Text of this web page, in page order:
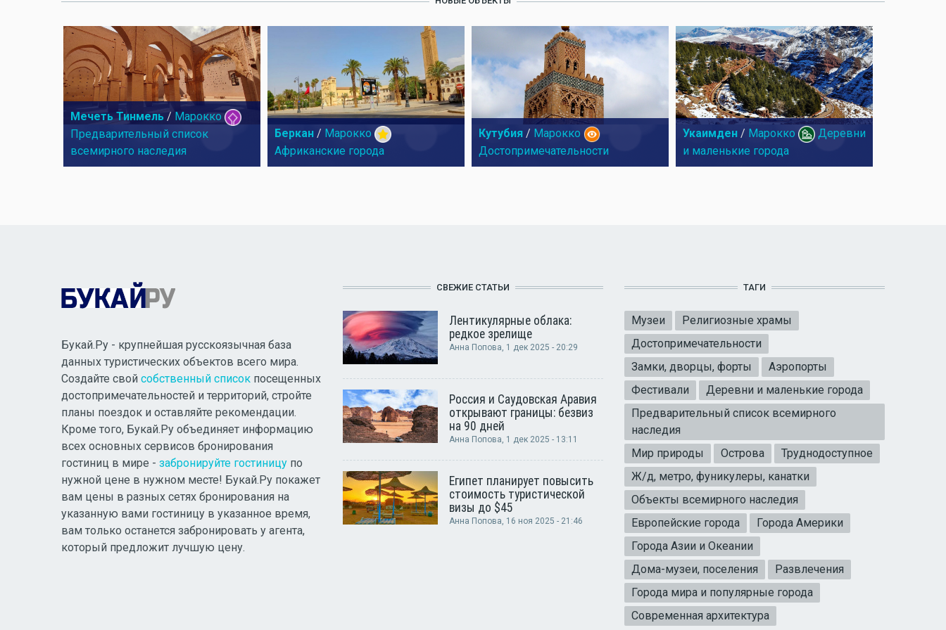
Мечеть Тинмель / Марокко
Предварительный список
всемирного наследия
Беркан / Марокко
Африканские города
Кутубия / Марокко
Достопримечательности
Укаимден / Марокко
Деревни
и маленькие города
Букай.Ру - крупнейшая русскоязычная база
данных туристических объектов всего мира.
Создайте свой собственный список посещенных
достопримечательностей и территорий, стройте
планы поездок и оставляйте рекомендации.
Кроме того, Букай.Ру объединяет информацию
всех основных сервисов бронирования
гостиниц в мире - забронируйте гостиницу по
нужной цене в нужном месте! Букай.Ру покажет
вам цены в разных сетях бронирования на
указанную вами гостиницу в указанное время,
вам только останется забронировать у агента,
который предложит лучшую цену.
СВЕЖИЕ СТАТЬИ
Лентикулярные облака:
редкое зрелище
Анна Попова, 1 дек 2025 - 20:29
Россия и Саудовская Аравия
открывают границы: безвиз
на 90 дней
Анна Попова, 1 дек 2025 - 13:11
Египет планирует повысить
стоимость туристической
визы до $45
Анна Попова, 16 ноя 2025 - 21:46
ТАГИ
Музеи
Религиозные храмы
Достопримечательности
Замки, дворцы, форты
Аэропорты
Фестивали
Деревни и маленькие города
Предварительный список всемирного
наследия
Мир природы
Острова
Труднодоступное
Ж/д, метро, фуникулеры, канатки
Объекты всемирного наследия
Европейские города
Города Америки
Города Азии и Океании
Дома-музеи, поселения
Развлечения
Города мира и популярные города
Современная архитектура